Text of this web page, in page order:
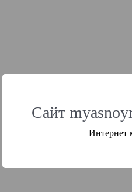
Сайт
Интернет